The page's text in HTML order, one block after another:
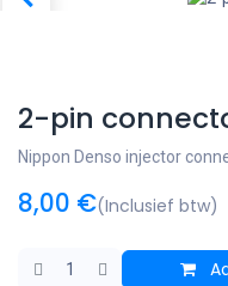
2-pin
Nippon Denso injector
8,00 €(Inclusief btw)